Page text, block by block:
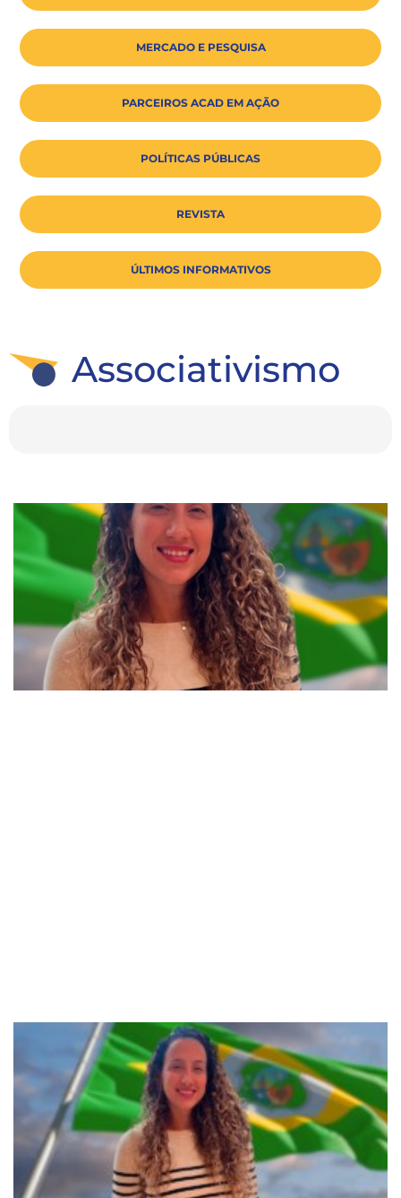
MERCADO E PESQUISA
PARCEIROS ACAD EM AÇÃO
POLÍTICAS PÚBLICAS
REVISTA
ÚLTIMOS INFORMATIVOS
Associativismo